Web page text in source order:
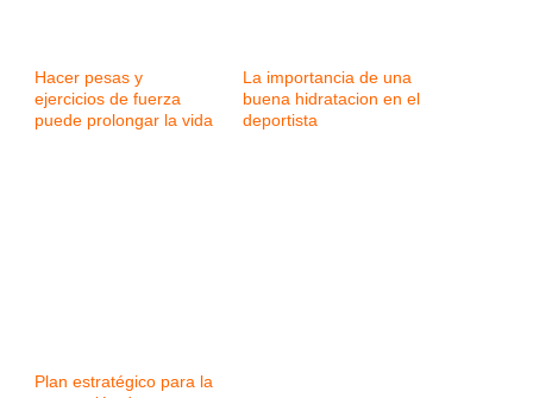
Hacer pesas y
ejercicios de fuerza
puede prolongar la vida
La importancia de una
buena hidratacion en el
deportista
Plan estratégico para la